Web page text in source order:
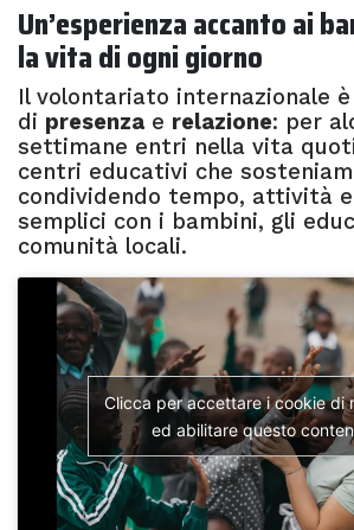
Un’esperienza accanto ai
la vita di ogni giorno
Il volontariato internazionale è
di presenza e relazione: per
settimane entri nella vita
centri educativi che
condividendo tempo, attività
semplici con i bambini, gli
comunità locali.
Clicca per accettare i cookie di
ed abilitare questo